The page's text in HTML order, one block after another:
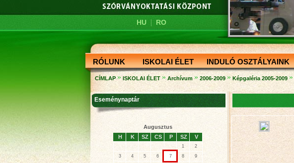
HU| RO
RÓLUNK ISKOLAI ÉLET INDULÓ OSZTÁLYAINK
CÍMLAP » ISKOLAI ÉLET » Archívum » 2006-2009 » Képgaléria 2005-2009 »
Eseménynaptár
Augusztus
H
K SZ CS P SZ V
1
2
3
4 5 6 7 8
9